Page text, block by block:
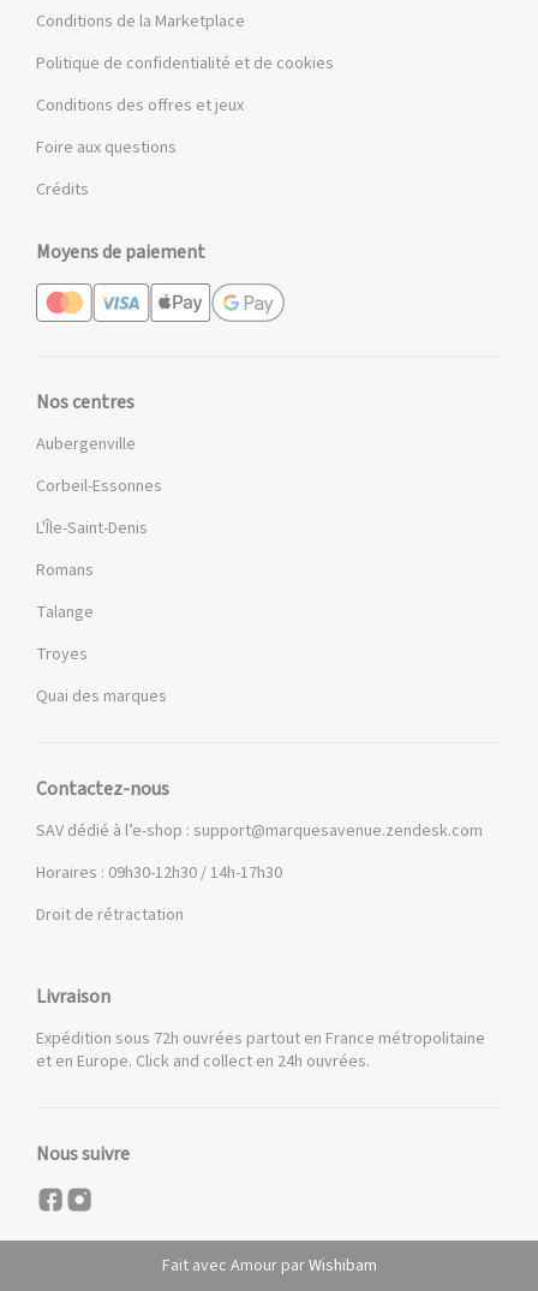
Conditions de la Marketplace
Politique de confidentialité et de cookies
Conditions des offres et jeux
Foire aux questions
Crédits
Moyens de paiement
Nos centres
Aubergenville
Corbeil-Essonnes
L'Île-Saint-Denis
Romans
Talange
Troyes
Quai des marques
Contactez-nous
SAV dédié à l’e-shop : support@marquesavenue.zendesk.com
Horaires : 09h30-12h30 / 14h-17h30
Droit de rétractation
Livraison
Expédition sous 72h ouvrées partout en France métropolitaine
et en Europe. Click and collect en 24h ouvrées.
Nous suivre
Fait avec Amour parWishibam